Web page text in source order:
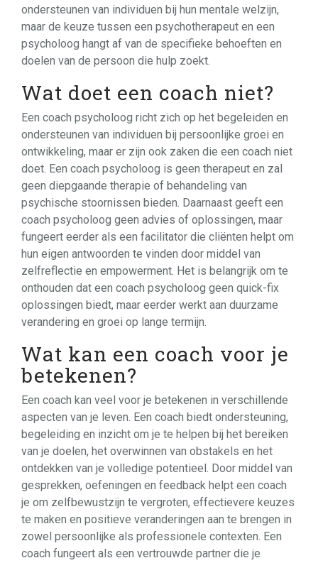
ondersteunen van individuen bij hun mentale welzijn,
maar de keuze tussen een psychotherapeut en een
psycholoog hangt af van de specifieke behoeften en
doelen van de persoon die hulp zoekt.
Wat doet een coach niet?
Een coach psycholoog richt zich op het begeleiden en
ondersteunen van individuen bij persoonlijke groei en
ontwikkeling, maar er zijn ook zaken die een coach niet
doet. Een coach psycholoog is geen therapeut en zal
geen diepgaande therapie of behandeling van
psychische stoornissen bieden. Daarnaast geeft een
coach psycholoog geen advies of oplossingen, maar
fungeert eerder als een facilitator die cliënten helpt om
hun eigen antwoorden te vinden door middel van
zelfreflectie en empowerment. Het is belangrijk om te
onthouden dat een coach psycholoog geen quick-fix
oplossingen biedt, maar eerder werkt aan duurzame
verandering en groei op lange termijn.
Wat kan een coach voor je
betekenen?
Een coach kan veel voor je betekenen in verschillende
aspecten van je leven. Een coach biedt ondersteuning,
begeleiding en inzicht om je te helpen bij het bereiken
van je doelen, het overwinnen van obstakels en het
ontdekken van je volledige potentieel. Door middel van
gesprekken, oefeningen en feedback helpt een coach
je om zelfbewustzijn te vergroten, effectievere keuzes
te maken en positieve veranderingen aan te brengen in
zowel persoonlijke als professionele contexten. Een
coach fungeert als een vertrouwde partner die je